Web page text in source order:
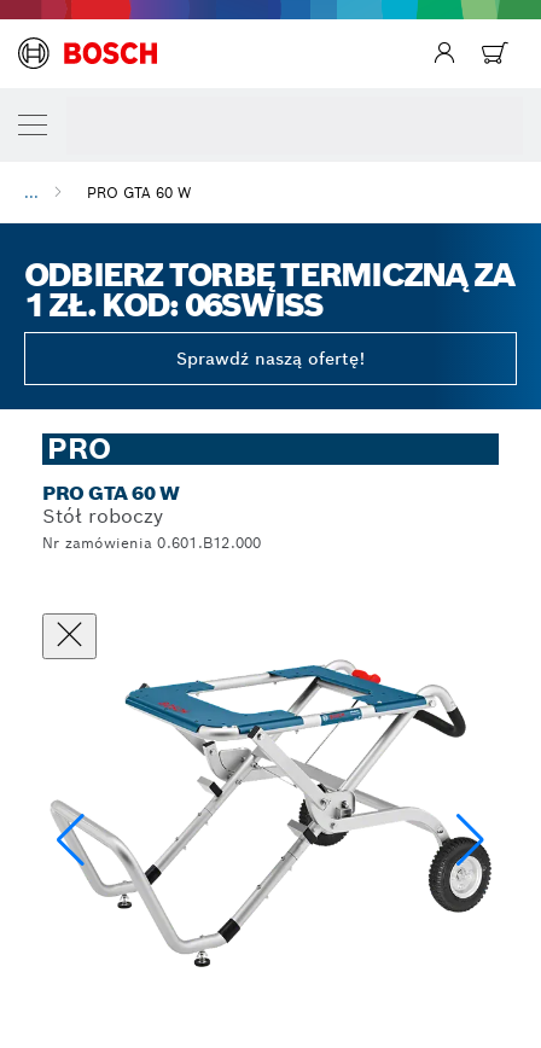
... PRO GTA 60 W
ODBIERZ TORBĘ TERMICZNĄ ZA
1 ZŁ. KOD: 06SWISS
Sprawdź naszą ofertę!
PRO
PRO GTA 60 W
Stół roboczy
Nr zamówienia 0.601.B12.000